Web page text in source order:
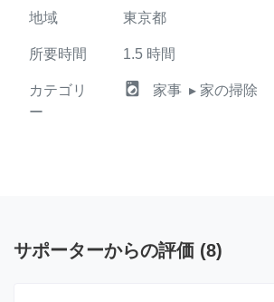
地域 東京都
所要時間 1.5 時間
カテゴリ
ー
local_laundry_service 家事 ▸ 家の掃除
サポーターからの評価 (8)